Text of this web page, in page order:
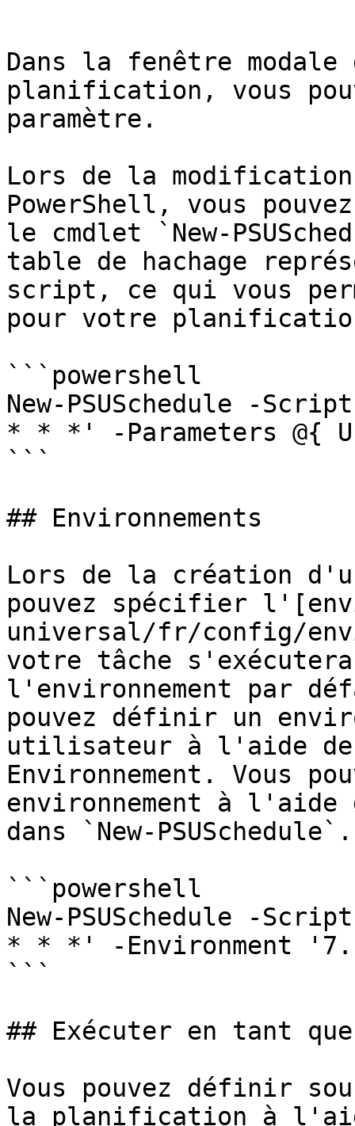
Dans la fenêtre
planification, vous
paramètre.
Lors de la
PowerShell, vous
le cmdlet `New-
table de hachage
script, ce qui vous
pour votre
```powershell
New-PSUSchedule -
* * *' -Parameters @{
```
## Environnements
Lors de la création
pouvez spécifier
universal/fr/config/
votre tâche
l'environnement par
pouvez définir un
utilisateur à l'aide
Environnement. Vous
environnement à l'aide
dans `New-PSUSchedule`.
```powershell
New-PSUSchedule -
* * *' -Environment
```
## Exécuter en tant que
Vous pouvez définir
la planification à